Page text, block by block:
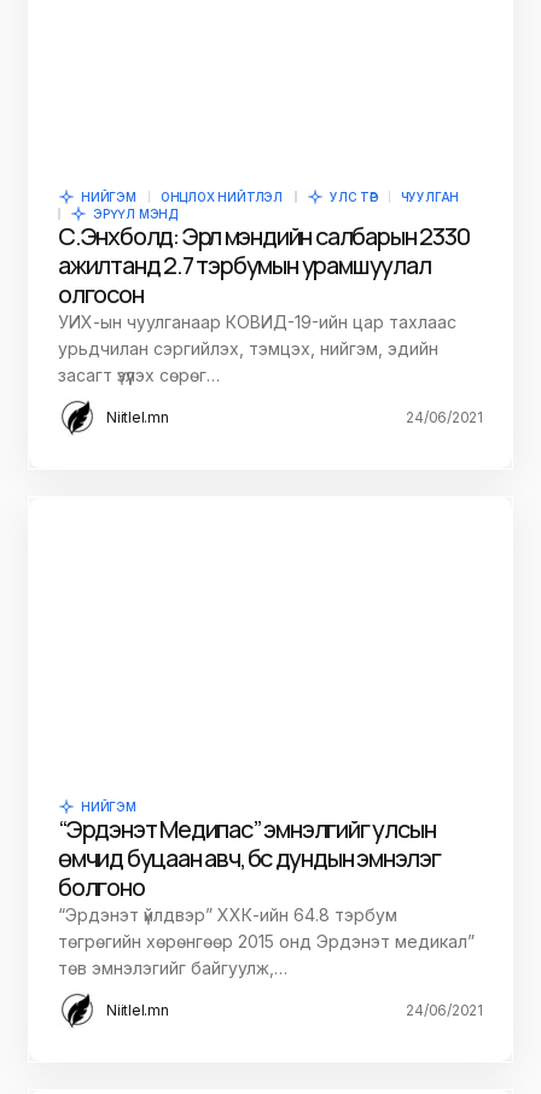
НИЙГЭМ ОНЦЛОХ НИЙТЛЭЛ УЛС ТӨР
ЧУУЛГАН
ЭРҮҮЛ МЭНД
С.Энхболд: Эрүүл мэндийн салбарын 2330
ажилтанд 2.7 тэрбумын урамшуулал
олгосон
УИХ-ын чуулганаар КОВИД-19-ийн цар тахлаас
урьдчилан сэргийлэх, тэмцэх, нийгэм, эдийн
засагт үзүүлэх сөрөг…
Niitlel.mn 24/06/2021
НИЙГЭМ
“Эрдэнэт Мeдипас” эмнэлгийг улсын
өмчид буцаан авч, бүс дундын эмнэлэг
болгоно
“Эрдэнэт үйлдвэр” ХХК-ийн 64.8 тэрбум
төгрөгийн хөрөнгөөр 2015 онд Эрдэнэт медикал”
төв эмнэлэгийг байгуулж,…
Niitlel.mn 24/06/2021